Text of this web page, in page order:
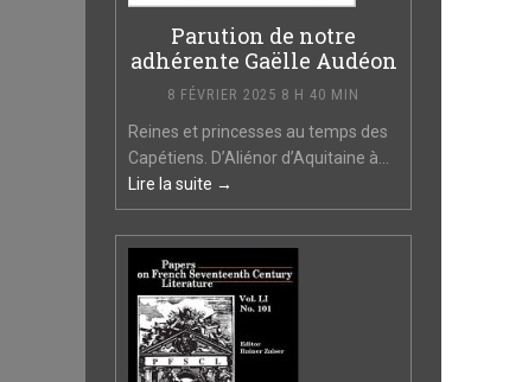
Parution de notre
adhérente Gaëlle Audéon
8 FÉVRIER 2025 8 H 40 MIN
Reines et princesses au temps des
Capétiens. D’Aliénor d’Aquitaine à...
Lire la suite →